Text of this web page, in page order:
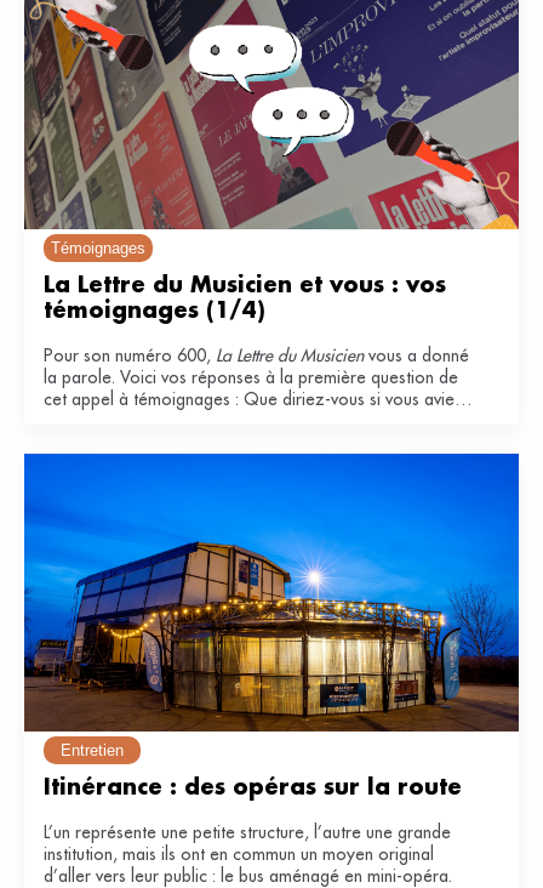
Témoignages
La Lettre du Musicien et vous : vos
témoignages (1/4)
Pour son numéro 600, La Lettre du Musicienvous a donné
la parole. Voici vos réponses à la première question de
cet appel à témoignages : Que diriez-vous si vous aviez
Entretien
Itinérance : des opéras sur la route
L’un représente une petite structure, l’autre une grande
institution, mais ils ont en commun un moyen original
d’aller vers leur public : le bus aménagé en mini-opéra.